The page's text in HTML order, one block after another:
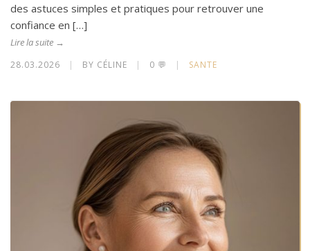
des astuces simples et pratiques pour retrouver une
confiance en […]
Lire la suite →
28.03.2026 | BY CÉLINE | 0 💬 | SANTE